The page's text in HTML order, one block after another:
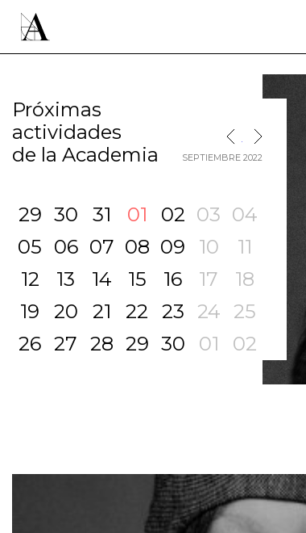
Próximas
actividades
de la Academia
MES ANTERIOR
MES SIGUIENTE
SEPTIEMBRE 2022
29 30 31 01 02 03 04
05 06 07 08 09 10
11
12
13 14 15 16 17
18
19
20 21 22 23 24
25
26 27 28 29 30 01 02